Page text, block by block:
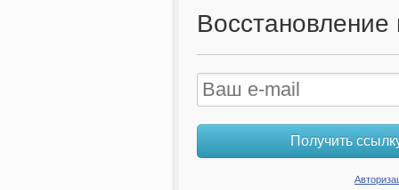
Восстановление
Получить